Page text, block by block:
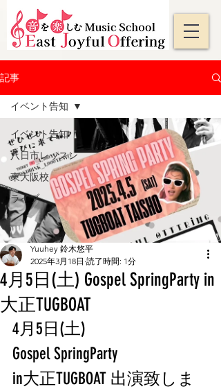
記事
イベント告知
八日市レッスン
東大阪校
ライブ
イベント告知
4月5日(土) Gospel SpringParty in
大正TUGBOAT
Yuuhey 鈴木悠平
2025年3月18日 読了時間: 1分
4月5日(土)
Gospel SpringParty
in大正TUGBOAT 出演致しま